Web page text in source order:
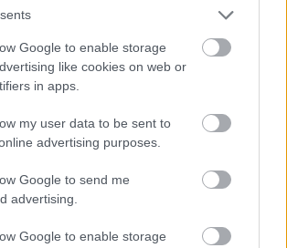
Google to enable storage
like cookies on web or
in apps.
my user data to be sent to
advertising purposes.
Google to send me
advertising.
Google to enable storage
– PIVOT CHARTS
Pivot Table
Δημιουργία Style,
Field και Items
Συνόλων
Group – Φίλτρα
συναρτήσεων